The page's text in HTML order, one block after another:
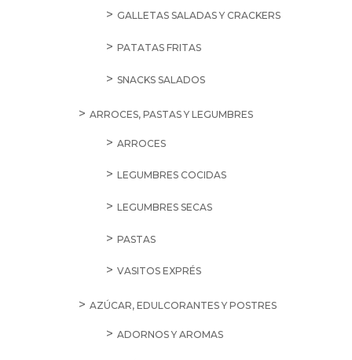
GALLETAS SALADAS Y CRACKERS
PATATAS FRITAS
SNACKS SALADOS
ARROCES, PASTAS Y LEGUMBRES
ARROCES
LEGUMBRES COCIDAS
LEGUMBRES SECAS
PASTAS
VASITOS EXPRÉS
AZÚCAR, EDULCORANTES Y POSTRES
ADORNOS Y AROMAS